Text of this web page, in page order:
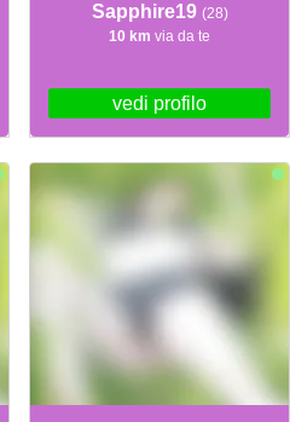
Sapphire19 (28)
10 km via da te
vedi profilo